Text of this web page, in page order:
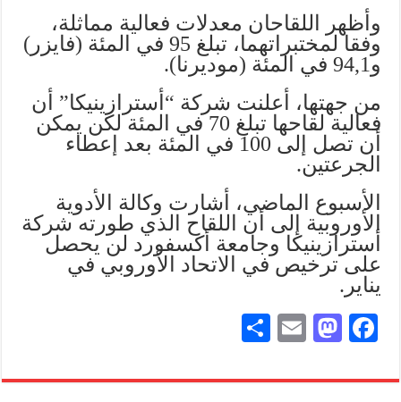
وأظهر اللقاحان معدلات فعالية مماثلة،
وفقا لمختبراتهما، تبلغ 95 في المئة (فايزر)
و94,1 في المئة (موديرنا).
من جهتها، أعلنت شركة “أسترازينيكا” أن
فعالية لقاحها تبلغ 70 في المئة لكن يمكن
أن تصل إلى 100 في المئة بعد إعطاء
الجرعتين.
الأسبوع الماضي، أشارت وكالة الأدوية
الأوروبية إلى أن اللقاح الذي طورته شركة
أسترازينيكا وجامعة أكسفورد لن يحصل
على ترخيص في الاتحاد الأوروبي في
يناير.
Fa
bo
M
to
E
ail
re